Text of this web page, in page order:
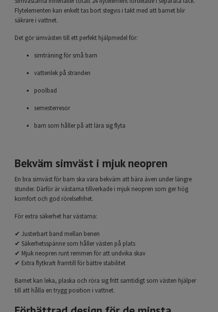
Flytelementen kan enkelt tas bort stegvis i takt med att barnet blir
säkrare i vattnet.
Det gör simvästen till ett perfekt hjälpmedel för:
simträning för små barn
vattenlek på stranden
poolbad
semesterresor
barn som håller på att lära sig flyta
Bekväm simväst i mjuk neopren
En bra simväst för barn ska vara bekväm att bära även under längre
stunder. Därför är västarna tillverkade i mjuk neopren som ger hög
komfort och god rörelsefrihet.
För extra säkerhet har västarna:
✔ Justerbart band mellan benen
✔ Säkerhetsspänne som håller västen på plats
✔ Mjuk neopren runt remmen för att undvika skav
✔ Extra flytkraft framtill för bättre stabilitet
Barnet kan leka, plaska och röra sig fritt samtidigt som västen hjälper
till att hålla en trygg position i vattnet.